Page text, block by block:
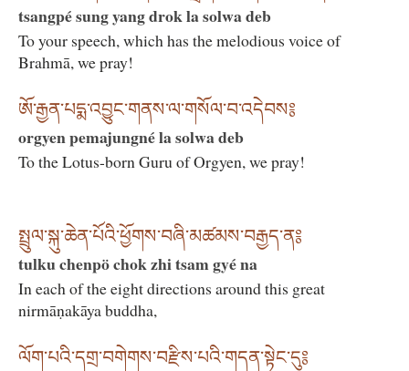
tsangpé sung yang drok la solwa deb
To your speech, which has the melodious voice of
Brahmā, we pray!
ཨོ་རྒྱན་པདྨ་འབྱུང་གནས་ལ་གསོལ་བ་འདེབས༔
orgyen pemajungné la solwa deb
To the Lotus-born Guru of Orgyen, we pray!
སྤྲུལ་སྐུ་ཆེན་པོའི་ཕྱོགས་བཞི་མཚམས་བརྒྱད་ན༔
tulku chenpö chok zhi tsam gyé na
In each of the eight directions around this great
nirmāṇakāya buddha,
ལོག་པའི་དགྲ་བགེགས་བརྫིས་པའི་གདན་སྟེང་དུ༔